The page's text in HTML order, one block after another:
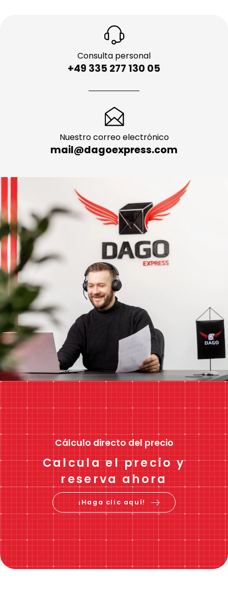
Consulta personal
+49 335 277 130 05
Nuestro correo electrónico
mail@dagoexpress.com
Cálculo directo del precio
Calcula el precio y
reserva ahora
¡Haga clic aquí!